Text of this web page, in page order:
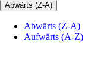
Abwärts (Z-A)
Abwärts (Z-A)
Aufwärts (A-Z)